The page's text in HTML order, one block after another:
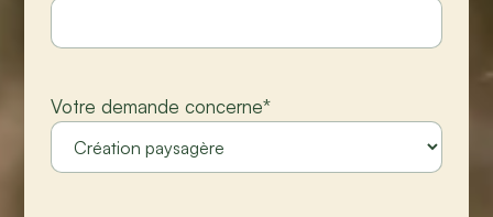
Votre demande concerne*